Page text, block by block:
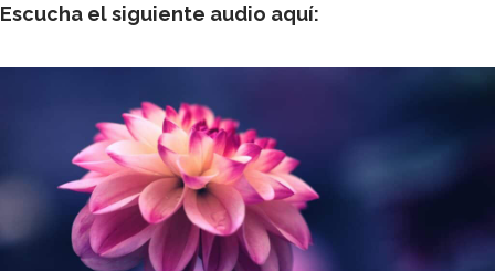
SEARCH SITE
Escucha el siguiente audio aquí: